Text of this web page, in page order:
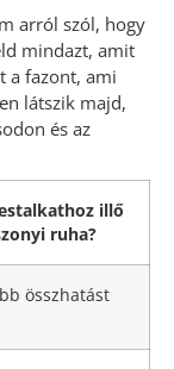
arról szól, hogy
mindazt, amit
a fazont, ami
látszik majd,
és az
illő
ruha?
összhatást